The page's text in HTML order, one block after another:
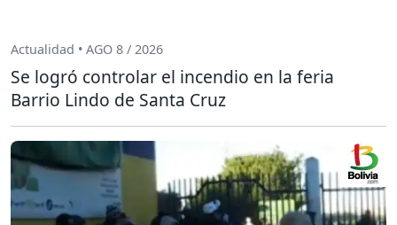
Actualidad • AGO 8 / 2026
Se logró controlar el incendio en la feria
Barrio Lindo de Santa Cruz